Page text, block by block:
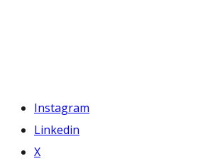
Instagram
Linkedin
X